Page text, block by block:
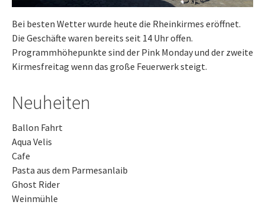
Bei besten Wetter wurde heute die Rheinkirmes eröffnet.
Die Geschäfte waren bereits seit 14 Uhr offen.
Programmhöhepunkte sind der Pink Monday und der zweite
Kirmesfreitag wenn das große Feuerwerk steigt.
Neuheiten
Ballon Fahrt
Aqua Velis
Cafe
Pasta aus dem Parmesanlaib
Ghost Rider
Weinmühle